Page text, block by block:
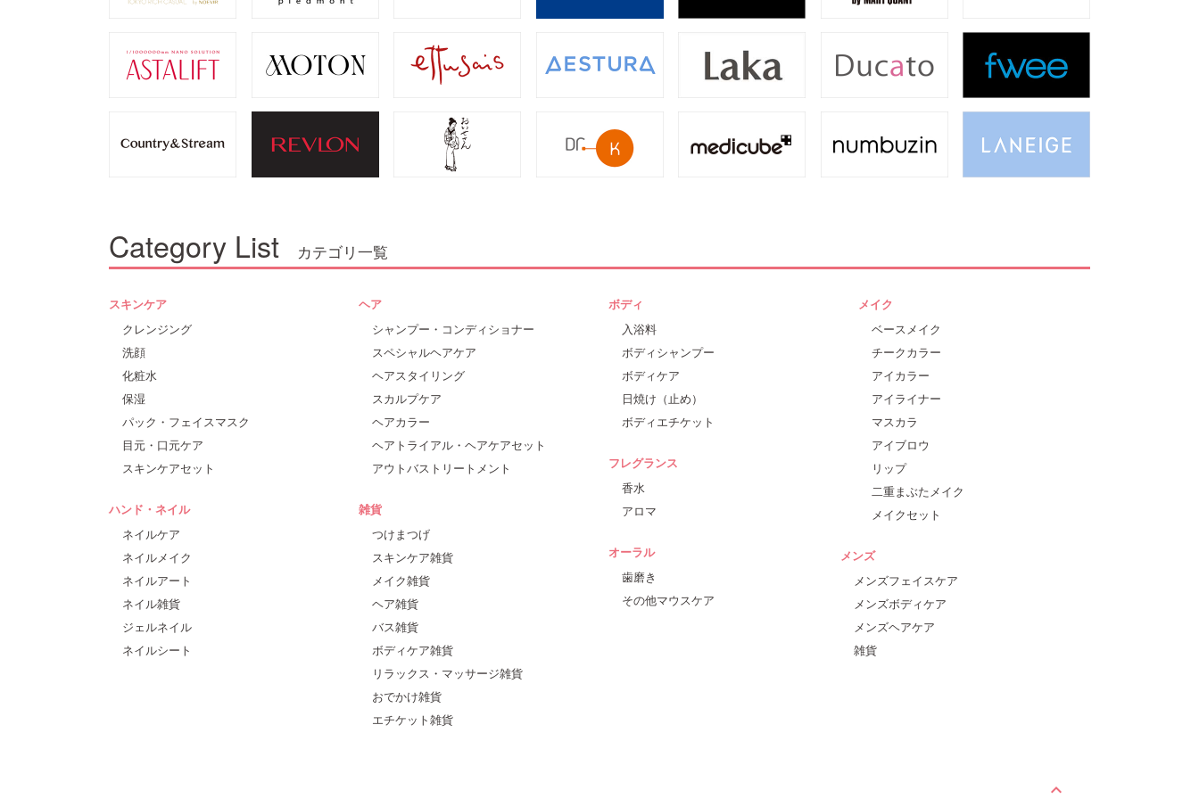
Category List カテゴリ一覧
スキンケア
クレンジング
洗顔
化粧水
保湿
パック・フェイスマスク
目元・口元ケア
スキンケアセット
ヘア
シャンプー・コンディショナー
スペシャルヘアケア
ヘアスタイリング
スカルプケア
ヘアカラー
ヘアトライアル・ヘアケアセット
アウトバストリートメント
ボディ
入浴料
ボディシャンプー
ボディケア
日焼け（止め）
ボディエチケット
メイク
ベースメイク
チークカラー
アイカラー
アイライナー
マスカラ
アイブロウ
リップ
二重まぶたメイク
メイクセット
フレグランス
香水
アロマ
ハンド・ネイル
ネイルケア
ネイルメイク
ネイルアート
ネイル雑貨
ジェルネイル
ネイルシート
雑貨
つけまつげ
スキンケア雑貨
メイク雑貨
ヘア雑貨
バス雑貨
ボディケア雑貨
リラックス・マッサージ雑貨
おでかけ雑貨
エチケット雑貨
オーラル
歯磨き
その他マウスケア
メンズ
メンズフェイスケア
メンズボディケア
メンズヘアケア
雑貨
keyboard_arrow_up